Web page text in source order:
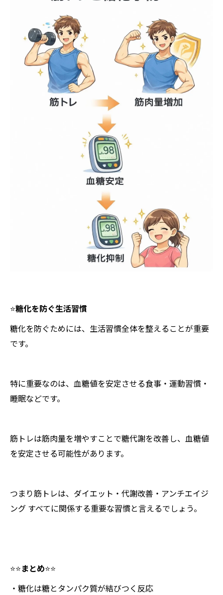
⭐️糖化を防ぐ生活習慣
糖化を防ぐためには、生活習慣全体を整えることが重要
です。
特に重要なのは、血糖値を安定させる食事・運動習慣・
睡眠などです。
筋トレは筋肉量を増やすことで糖代謝を改善し、血糖値
を安定させる可能性があります。
つまり筋トレは、ダイエット・代謝改善・アンチエイジ
ング すべてに関係する重要な習慣と言えるでしょう。
⭐️⭐️まとめ⭐️⭐️
・糖化は糖とタンパク質が結びつく反応